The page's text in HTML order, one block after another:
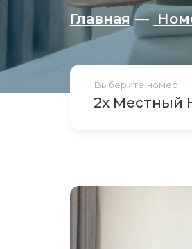
Главная —
Выберите номер
2х Местный